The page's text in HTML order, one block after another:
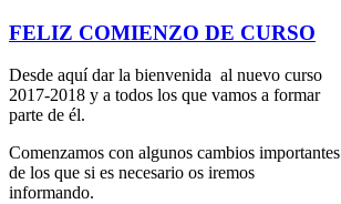
FELIZ COMIENZO DE CURSO
Desde aquí dar la bienvenida al nuevo curso
2017-2018 y a todos los que vamos a formar
parte de él.
Comenzamos con algunos cambios importantes
de los que si es necesario os iremos
informando.